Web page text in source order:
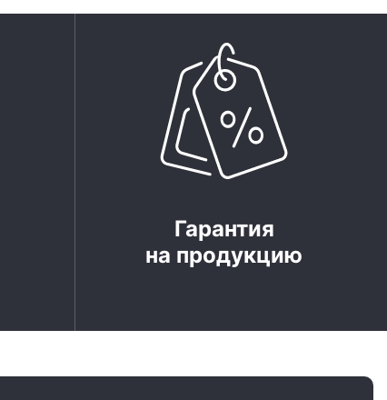
Гарантия
на продукцию